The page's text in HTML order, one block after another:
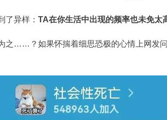
了异样： TA在你生活中出现的频率也未免太
之……？如果怀揣着细思恐极的心情上网发